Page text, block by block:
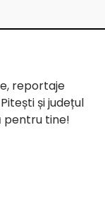
reportaje
și județul
pentru tine!